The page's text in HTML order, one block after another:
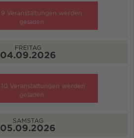
9 Veranstaltungen werden
geladen
FREITAG
04.09.2026
10 Veranstaltungen werden
geladen
SAMSTAG
05.09.2026